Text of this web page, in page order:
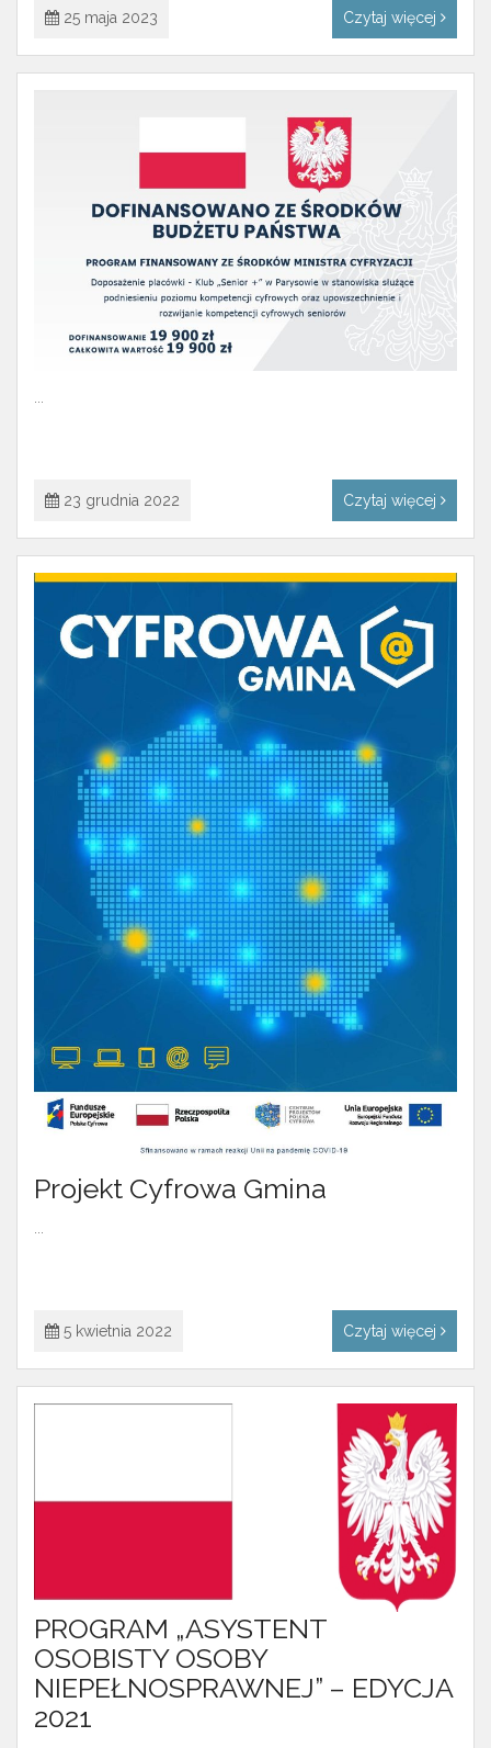
25 maja 2023 Czytaj więcej
...
23 grudnia 2022 Czytaj więcej
Projekt Cyfrowa Gmina
5 kwietnia 2022 Czytaj więcej
PROGRAM „ASYSTENT
OSOBISTY OSOBY
NIEPEŁNOSPRAWNEJ” – EDYCJA
2021